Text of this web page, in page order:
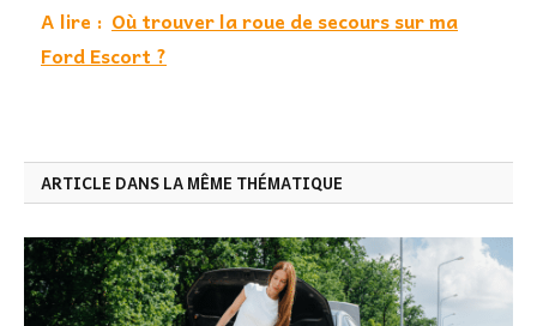
A lire : Où trouver la roue de secours sur ma
Ford Escort ?
ARTICLE DANS LA MÊME THÉMATIQUE